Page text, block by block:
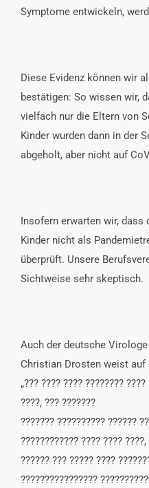
Symptome entwickeln,
Diese Evidenz können wir
bestätigen: So wissen wir,
vielfach nur die Eltern von
Kinder wurden dann in der
abgeholt, aber nicht auf
Insofern erwarten wir,
Kinder nicht als
überprüft. Unsere
Sichtweise sehr skeptisch.
Auch der deutsche
Christian Drosten weist
„??? ???? ???? ????????
????, ??? ???????
??????? ?????????? ??????
???????????? ???? ????
?????? ??? ????? ????
????????????????